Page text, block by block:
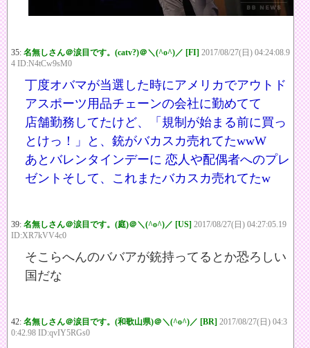
35: 名無しさん＠涙目です。(catv?)＠＼(^o^)／ [FI] 2017/08/27(日) 04:24:08.9
4 ID:N4tCw9sM0
丁度オバマが当選した時にアメリカでアウトド
アスポーツ用品チェーンの会社に勤めてて
店舗勤務してたけど、「規制が始まる前に買っ
とけっ！」と、銃がバカスカ売れてたwwW
あとバレンタインデーに 恋人や配偶者へのプレ
ゼントそして、これまたバカスカ売れてたw
39: 名無しさん＠涙目です。(庭)＠＼(^o^)／ [US] 2017/08/27(日) 04:27:05.19
ID:XR7kVV4c0
そこらへんのババアが銃持ってるとか恐ろしい
国だな
42: 名無しさん＠涙目です。(和歌山県)＠＼(^o^)／ [BR] 2017/08/27(日) 04:3
0:42.98 ID:qvIY5RGs0